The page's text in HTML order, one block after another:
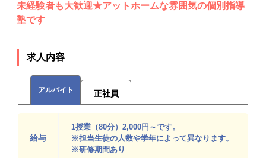
未経験者も大歓迎★アットホームな雰囲気の個別指導
塾です
求人内容
アルバイト 正社員
給与
1授業（80分）2,000円～です。
※担当生徒の人数や学年によって異なります。
※研修期間あり